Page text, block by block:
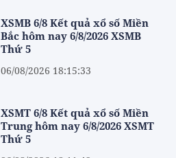
XSMB 6/8 Kết quả xổ số Miền
Bắc hôm nay 6/8/2026 XSMB
Thứ 5
06/08/2026 18:15:33
XSMT 6/8 Kết quả xổ số Miền
Trung hôm nay 6/8/2026 XSMT
Thứ 5